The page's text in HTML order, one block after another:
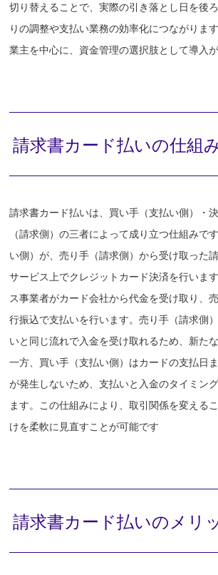
切り替えることで、実際の引き落とし日を後
りの調整や支払い業務の効率化につながりま
業主を中心に、資金管理の選択肢として導入
請求書カード払いの仕組
請求書カード払いは、買い手（支払い側）・
（請求側）の三者によって成り立つ仕組みで
い側）が、売り手（請求側）から受け取った
サービス上でクレジットカード決済を行いま
ス事業者がカード会社から代金を受け取り、
行振込で支払いを行います。売り手（請求側
いと同じ流れで入金を受け取れるため、新た
一方、買い手（支払い側）はカードの支払日
が発生しないため、支払いと入金のタイミン
ます。この仕組みにより、取引関係を変える
けを柔軟に見直すことが可能です
請求書カード払いのメリ